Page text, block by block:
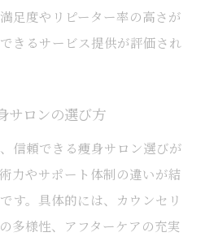
足度やリピーター率の高さが
きるサービス提供が評価され
サロンの選び方
信頼できる痩身サロン選びが
力やサポート体制の違いが結
す。具体的には、カウンセリ
多様性、アフターケアの充実